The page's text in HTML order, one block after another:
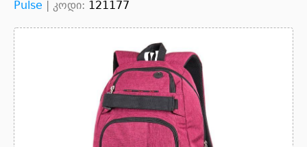
Pulse | კოდი: 121177